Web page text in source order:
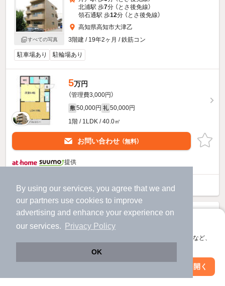
By using our services, you agree that we and
our partners use cookies to improve
advertising and enhance your experience on
our services.
Privacy Policy
OK
アプリに切り替えて、サクサクお部屋探し
会員登録なしですぐ使える。マップ検索やお気に入り保存など、
アプリを開く
すべての写真
北浦駅 歩7分 （とさ後免線）
領石通駅 歩12分 （とさ後免線）
高知県高知市大津乙
3階建 / 19年2ヶ月 / 鉄筋コン
駐車場あり 駐輪場あり
5万円
（管理費3,000円）
敷 50,000円 礼 50,000円
1階 / 1LDK / 40.0㎡
お問い合わせ （無料）
提供
マリベールリーベのすべての部屋を見る
絞り込み条件を変更